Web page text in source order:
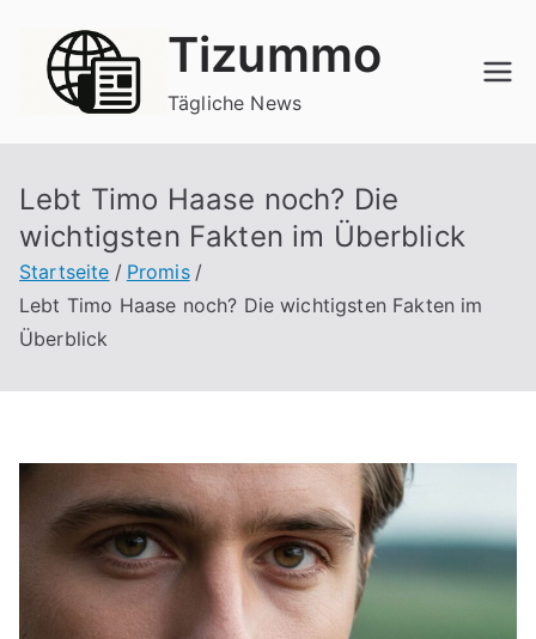
springen
Tizummo
Tägliche News
Lebt Timo Haase noch? Die
wichtigsten Fakten im Überblick
Startseite
Promis
Lebt Timo Haase noch? Die wichtigsten Fakten im
Überblick